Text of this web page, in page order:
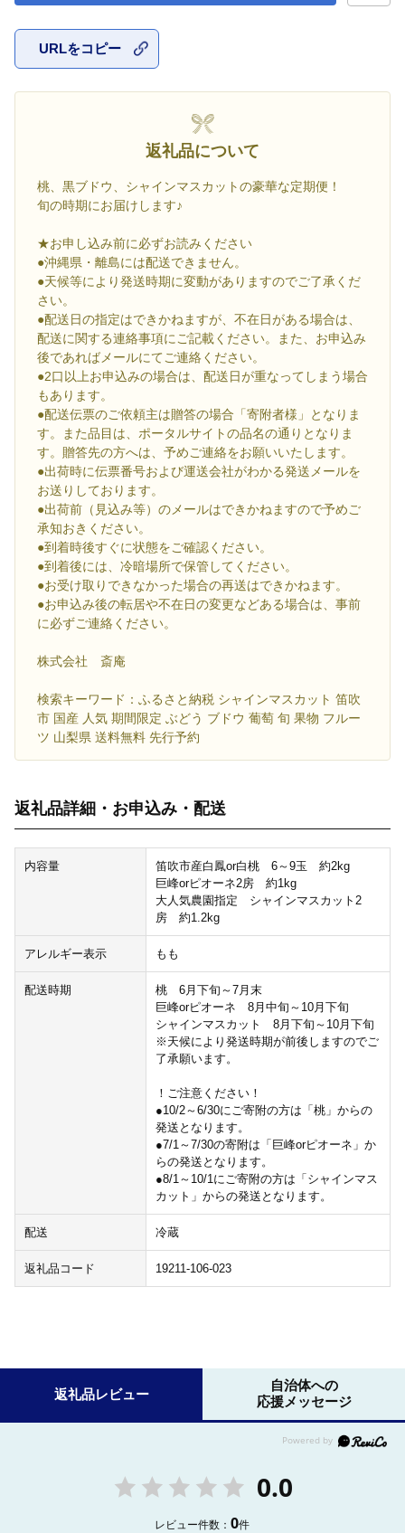
URLをコピー
返礼品について
桃、黒ブドウ、シャインマスカットの豪華な定期便！
旬の時期にお届けします♪
★お申し込み前に必ずお読みください
●沖縄県・離島には配送できません。
●天候等により発送時期に変動がありますのでご了承くだ
さい。
●配送日の指定はできかねますが、不在日がある場合は、
配送に関する連絡事項にご記載ください。また、お申込み
後であればメールにてご連絡ください。
●2口以上お申込みの場合は、配送日が重なってしまう場合
もあります。
●配送伝票のご依頼主は贈答の場合「寄附者様」となりま
す。また品目は、ポータルサイトの品名の通りとなりま
す。贈答先の方へは、予めご連絡をお願いいたします。
●出荷時に伝票番号および運送会社がわかる発送メールを
お送りしております。
●出荷前（見込み等）のメールはできかねますので予めご
承知おきください。
●到着時後すぐに状態をご確認ください。
●到着後には、冷暗場所で保管してください。
●お受け取りできなかった場合の再送はできかねます。
●お申込み後の転居や不在日の変更などある場合は、事前
に必ずご連絡ください。
株式会社 斎庵
検索キーワード：ふるさと納税 シャインマスカット 笛吹
市 国産 人気 期間限定 ぶどう ブドウ 葡萄 旬 果物 フルー
ツ 山梨県 送料無料 先行予約
返礼品詳細・お申込み・配送
内容量
笛吹市産白鳳or白桃 6～9玉 約2kg
巨峰orピオーネ2房 約1kg
大人気農園指定 シャインマスカット2
房 約1.2kg
アレルギー表示 もも
配送時期
桃 6月下旬～7月末
巨峰orピオーネ 8月中旬～10月下旬
シャインマスカット 8月下旬～10月下旬
※天候により発送時期が前後しますのでご
了承願います。
！ご注意ください！
●10/2～6/30にご寄附の方は「桃」からの
発送となります。
●7/1～7/30の寄附は「巨峰orピオーネ」か
らの発送となります。
●8/1～10/1にご寄附の方は「シャインマス
カット」からの発送となります。
配送 冷蔵
返礼品コード 19211-106-023
返礼品レビュー
自治体への
応援メッセージ
0.0
レビュー件数：0件